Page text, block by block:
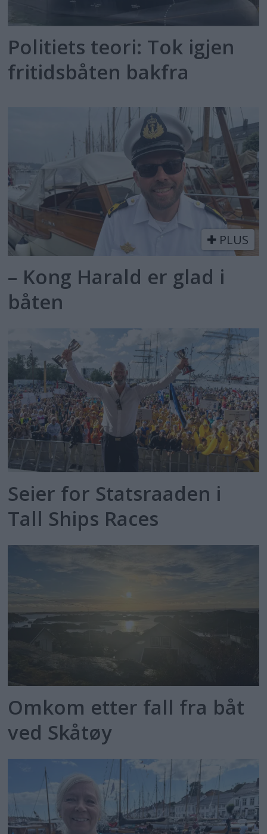
Politiets teori: Tok igjen
fritidsbåten bakfra
PLUS
– Kong Harald er glad i
båten
Seier for Statsraaden i
Tall Ships Races
Omkom etter fall fra båt
ved Skåtøy